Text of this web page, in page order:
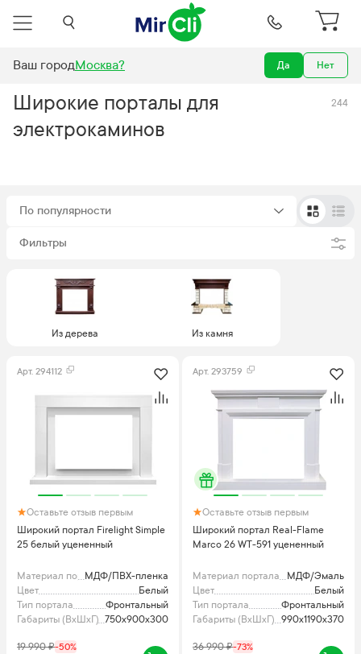
Ваш городМосква? Да Нет
для электрокаминов Широкие порталы для электрокаминов
Широкие порталы для
электрокаминов
244
Из дерева Из камня
По популярности
Фильтры
Арт. 294112
Оставьте отзыв первым
Широкий портал Firelight Simple
25 белый уцененный
Материал порталаМДФ/ПВХ-пленка
Цвет
Белый
Тип портала
Фронтальный
Габариты (ВхШхГ), мм750x900x300
19 990₽-50%
Арт. 293759
Оставьте отзыв первым
Широкий портал Real-Flame
Marco 26 WT-591 уцененный
Материал портала
МДФ/Эмаль
Цвет
Белый
Тип портала
Фронтальный
Габариты (ВхШхГ), мм990х1190х370
36 990₽-73%